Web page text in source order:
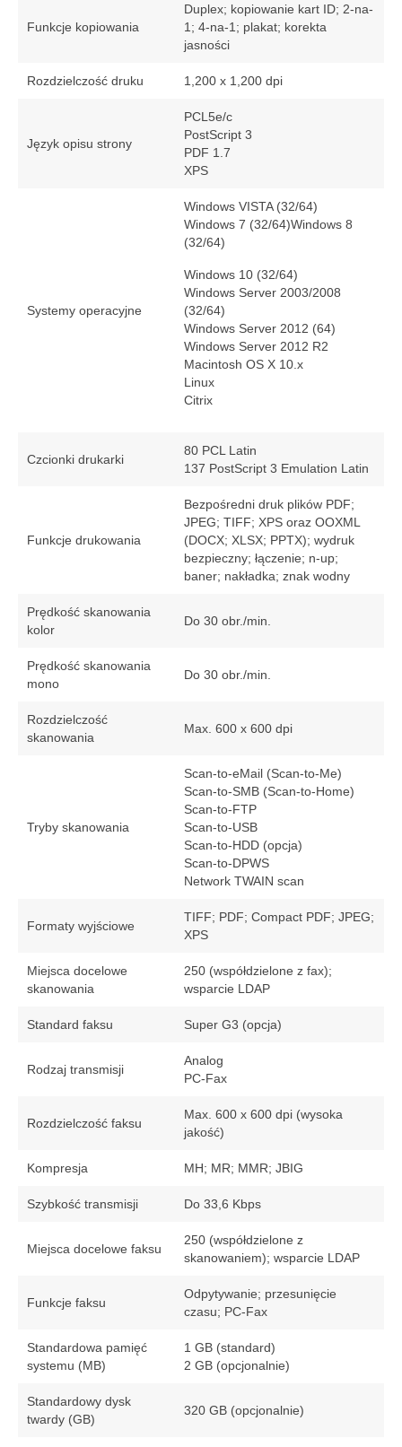
Funkcje kopiowania
Duplex; kopiowanie kart ID; 2-na-
1; 4-na-1; plakat; korekta
jasności
Rozdzielczość druku 1,200 x 1,200 dpi
Język opisu strony
PCL5e/c
PostScript 3
PDF 1.7
XPS
Systemy operacyjne
Windows VISTA (32/64)
Windows 7 (32/64)Windows 8
(32/64)
Windows 10 (32/64)
Windows Server 2003/2008
(32/64)
Windows Server 2012 (64)
Windows Server 2012 R2
Macintosh OS X 10.x
Linux
Citrix
Czcionki drukarki
80 PCL Latin
137 PostScript 3 Emulation Latin
Funkcje drukowania
Bezpośredni druk plików PDF;
JPEG; TIFF; XPS oraz OOXML
(DOCX; XLSX; PPTX); wydruk
bezpieczny; łączenie; n-up;
baner; nakładka; znak wodny
Prędkość skanowania
kolor
Do 30 obr./min.
Prędkość skanowania
mono
Do 30 obr./min.
Rozdzielczość
skanowania
Max. 600 x 600 dpi
Tryby skanowania
Scan-to-eMail (Scan-to-Me)
Scan-to-SMB (Scan-to-Home)
Scan-to-FTP
Scan-to-USB
Scan-to-HDD (opcja)
Scan-to-DPWS
Network TWAIN scan
Formaty wyjściowe
TIFF; PDF; Compact PDF; JPEG;
XPS
Miejsca docelowe
skanowania
250 (współdzielone z fax);
wsparcie LDAP
Standard faksu Super G3 (opcja)
Rodzaj transmisji
Analog
PC-Fax
Rozdzielczość faksu
Max. 600 x 600 dpi (wysoka
jakość)
Kompresja MH; MR; MMR; JBIG
Szybkość transmisji Do 33,6 Kbps
Miejsca docelowe faksu
250 (współdzielone z
skanowaniem); wsparcie LDAP
Funkcje faksu
Odpytywanie; przesunięcie
czasu; PC-Fax
Standardowa pamięć
systemu (MB)
1 GB (standard)
2 GB (opcjonalnie)
Standardowy dysk
twardy (GB)
320 GB (opcjonalnie)